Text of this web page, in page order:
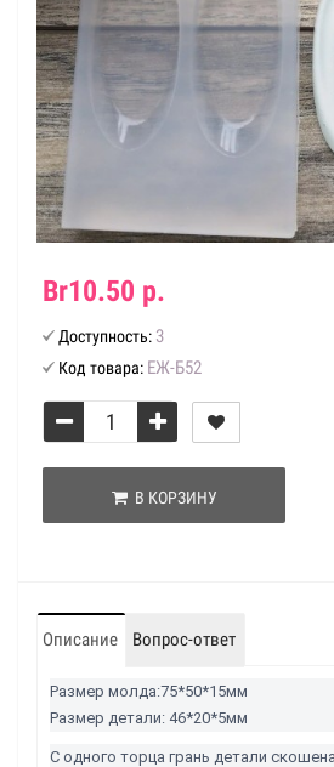
Br10.50 р.
Доступность: 3
Код товара: ЕЖ-Б52
В КОРЗИНУ
Описание Вопрос-ответ
Размер молда:75*50*15мм
Размер детали: 46*20*5мм
С одного торца грань детали